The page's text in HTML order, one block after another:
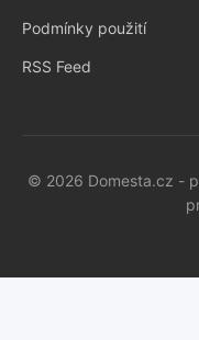
Podmínky použití
RSS Feed
© 2026 Domesta.cz -